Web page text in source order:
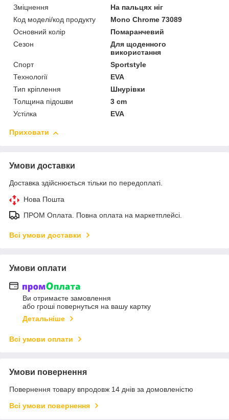
Зміцнення
На пальцях ніг
Код моделі/код продукту
Mono Chrome 73089
Основний колір
Помаранчевий
Сезон
Для щоденного
використання
Спорт
Sportstyle
Технології
EVA
Тип кріплення
Шнурівки
Толщина підошви
3 cm
Устілка
EVA
Приховати
Умови доставки
Доставка здійснюється тільки по передоплаті.
Нова Пошта
ПРОМ Оплата. Повна оплата на маркетплейсі.
Всі умови доставки
Умови оплати
Ви отримаєте замовлення
або гроші повернуться на вашу картку
Детальніше
Всі умови оплати
Умови повернення
Повернення товару впродовж 14 днів за домовленістю
Всі умови повернення